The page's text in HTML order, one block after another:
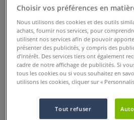
Gesso transparent
0
Choisir vos préférences en
Nous utilisons des cookies et des outils
achats, fournir nos services, pour
utilisent nos services afin de pouvoir
présenter des publicités, y compris des
d’intérêt. Des services tiers ont également
cadre de notre affichage de publicités. Si
tous les cookies ou si vous souhaitez en
utilisons les cookies, cliquer sur «
Tout refuser